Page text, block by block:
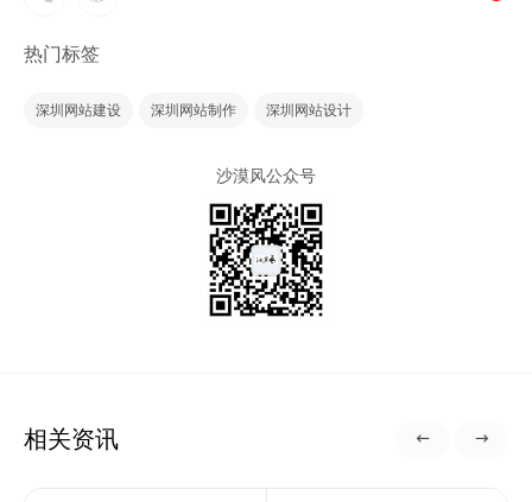
热门标签
深圳网站建设 深圳网站制作 深圳网站设计
沙漠风公众号
相关资讯